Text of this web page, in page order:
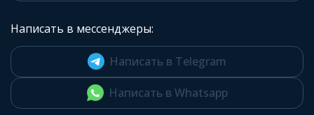
Написать в мессенджеры:
Написать в Telegram
Написать в Whatsapp